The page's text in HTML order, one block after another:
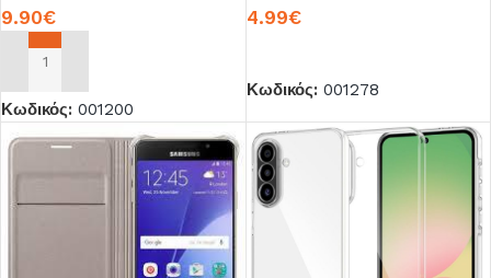
2017)
9.90€
ΠΡΟΣΘΉΚΗ ΣΤΟ ΚΑΛΆΘΙ
Κωδικός: 001200
4.99€
Κωδικός: 001278